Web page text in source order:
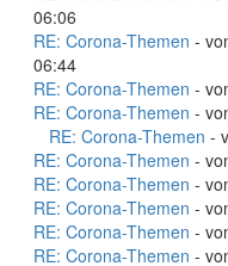
06:06
RE: Corona-Themen -
06:44
RE: Corona-Themen -
RE: Corona-Themen -
RE: Corona-Themen -
RE: Corona-Themen -
RE: Corona-Themen -
RE: Corona-Themen -
RE: Corona-Themen -
RE: Corona-Themen -